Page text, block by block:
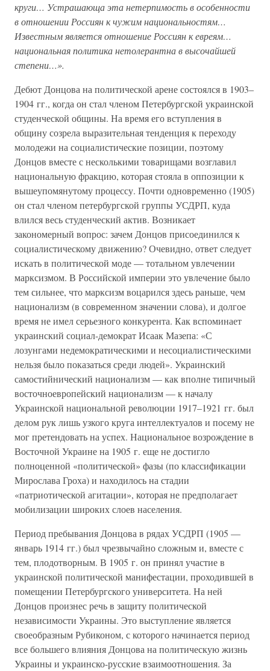
круги… Устрашающа эта нетерпимость в особенности
в отношении Россиян к чужим национальностям…
Известным является отношение Россиян к евреям…
национальная политика нетолерантна в высочайшей
степени…».
Дебют Донцова на политической арене состоялся в 1903–
1904 гг., когда он стал членом Петербургской украинской
студенческой общины. На время его вступления в
общину созрела выразительная тенденция к переходу
молодежи на социалистические позиции, поэтому
Донцов вместе с несколькими товарищами возглавил
национальную фракцию, которая стояла в оппозиции к
вышеупомянутому процессу. Почти одновременно (1905)
он стал членом петербургской группы УСДРП, куда
влился весь студенческий актив. Возникает
закономерный вопрос: зачем Донцов присоединился к
социалистическому движению? Очевидно, ответ следует
искать в политической моде — тотальном увлечении
марксизмом. В Российской империи это увлечение было
тем сильнее, что марксизм воцарился здесь раньше, чем
национализм (в современном значении слова), и долгое
время не имел серьезного конкурента. Как вспоминает
украинский социал-демократ Исаак Мазепа: «С
лозунгами недемократическими и несоциалистическими
нельзя было показаться среди людей». Украинский
самостийнический национализм — как вполне типичный
восточноевропейский национализм — к началу
Украинской национальной революции 1917–1921 гг. был
делом рук лишь узкого круга интеллектуалов и посему не
мог претендовать на успех. Национальное возрождение в
Восточной Украине на 1905 г. еще не достигло
полноценной «политической» фазы (по классификации
Мирослава Гроха) и находилось на стадии
«патриотической агитации», которая не предполагает
мобилизации широких слоев населения.
Период пребывания Донцова в рядах УСДРП (1905 —
январь 1914 гг.) был чрезвычайно сложным и, вместе с
тем, плодотворным. В 1905 г. он принял участие в
украинской политической манифестации, проходившей в
помещении Петербургского университета. На ней
Донцов произнес речь в защиту политической
независимости Украины. Это выступление является
своеобразным Рубиконом, с которого начинается период
все большего влияния Донцова на политическую жизнь
Украины и украинско-русские взаимоотношения. За